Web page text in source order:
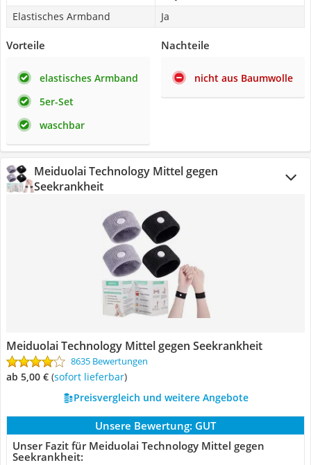
Elastisches Armband
Ja
Vorteile
elastisches Armband
5er-Set
waschbar
Nachteile
nicht aus Baumwolle
Meiduolai Technology Mittel gegen
Seekrankheit
Meiduolai Technology Mittel gegen Seekrankheit
8635 Bewertungen
ab 5,00 € ( Sofort lieferbar)
Preisvergleich und weitere Angebote
Unsere Bewertung: GUT
Unser Fazit für Meiduolai Technology Mittel gegen
Seekrankheit: